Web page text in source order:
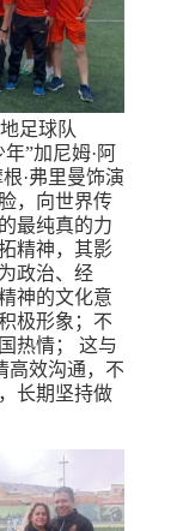
足球队
”加尼姆·阿
·弗里曼饰演
，向世界传
最纯真的力
精神，其影
政治、经
神的文化意
极形象；不
热情； 这与
高效沟通，不
长期坚持做